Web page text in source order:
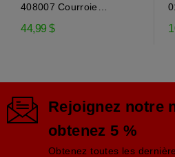
408007 Courroie
d'entraînement de la...
44,99 $
Rejoignez notre
obtenez 5 %
Obtenez toutes les